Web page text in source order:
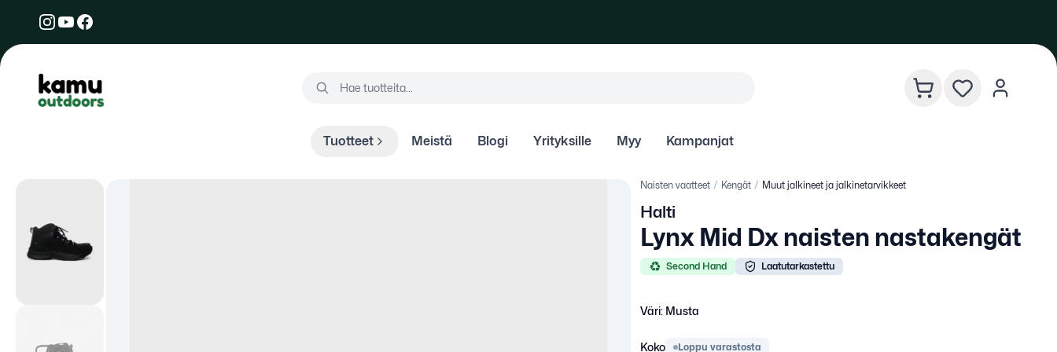
Kamu Outdoors Hae tuotteitaHae tuotteita...
Tuotteet Meistä Blogi Yrityksille Myy Kampanjat
Naisten vaatteet / Kengät / Muut jalkineet ja jalkinetarvikkeet
Halti
Lynx Mid Dx naisten nastakengät
Second Hand Laatutarkastettu
Väri: Musta
Koko Loppu varastosta